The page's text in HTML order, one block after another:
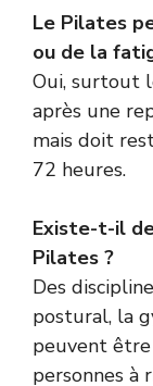
Le Pilates
ou de la
Oui, surtout
après une
mais doit
72 heures.
Existe-t-il
Pilates ?
Des
postural, la
peuvent
personnes à